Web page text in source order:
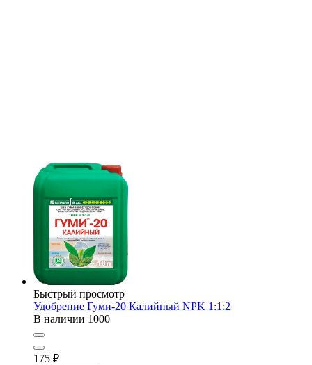
Быстрый просмотр
Удобрение Гуми-20 Калийный NPK 1:1:2
В наличии 1000
175 ₽